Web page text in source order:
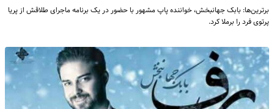
برترین‌ها: بابک جهانبخش، خواننده پاپ مشهور با حضور در یک برنامه ماجرای طلاقش از پریا
پرتوی فرد را برملا کرد.